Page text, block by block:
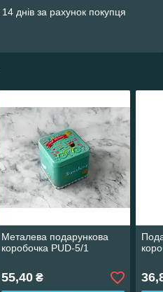
днів за рахунок покупця
Металева подарункова
коробочка PUD-5/1
55,40₴